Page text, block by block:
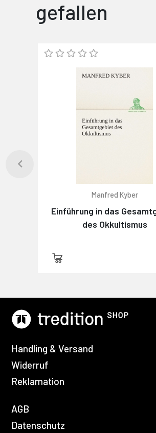
gefallen
Manfred Kyber
Einführung in das
des Okkultismus
Handling & Versand
Widerruf
Reklamation
AGB
Datenschutz